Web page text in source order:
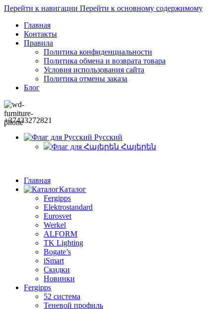
Перейти к навигации Перейти к основному содержимому
Главная
Контакты
Правила
Политика конфиденциальности
Политика обмена и возврата товара
Условия использования сайта
Политика отмены заказа
Блог
+37433272821
Русский
Հայերեն
Главная
Каталог
Fergipps
Elektrostandard
Eurosvet
Werkel
ALFORM
TK Lighting
Bogate’s
iSmart
Скидки
Новинки
Fergipps
52 система
Теневой профиль